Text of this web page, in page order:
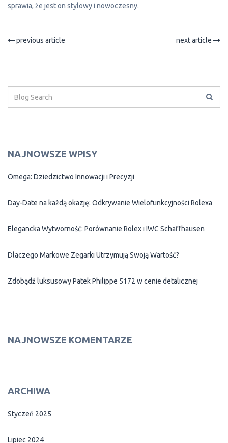
sprawia, że jest on stylowy i nowoczesny.
previous article next article
NAJNOWSZE WPISY
Omega: Dziedzictwo Innowacji i Precyzji
Day-Date na każdą okazję: Odkrywanie Wielofunkcyjności Rolexa
Elegancka Wytworność: Porównanie Rolex i IWC Schaffhausen
Dlaczego Markowe Zegarki Utrzymują Swoją Wartość?
Zdobądź luksusowy Patek Philippe 5172 w cenie detalicznej
NAJNOWSZE KOMENTARZE
ARCHIWA
Styczeń 2025
Lipiec 2024